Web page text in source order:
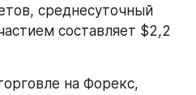
среднесуточный
составляет $2,2
на Форекс,